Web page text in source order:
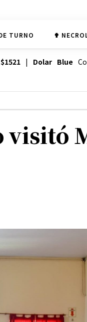
TURNO ✟
$1521| Dolar Blue
visitó